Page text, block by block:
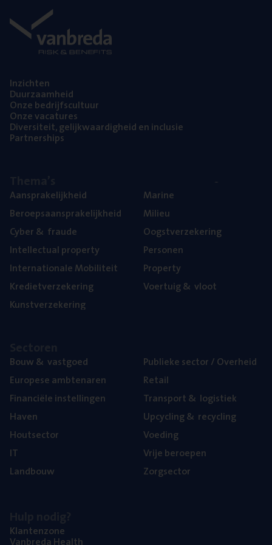
Inzich­ten
Duur­zaam­heid
Onze bedrijfs­cul­tuur
Onze vaca­tu­res
Diver­si­teit, gelijk­waar­dig­heid en inclusie
Part­ner­ships
Aan­spra­ke­lijk­heid
Beroeps­aan­spra­ke­lijk­heid
Cyber& fraude
Intel­lec­tu­al property
Inter­na­ti­o­na­le Mobiliteit
Kre­diet­ver­ze­ke­ring
Kunst­ver­ze­ke­ring
Mari­ne
Mili­eu
Oogst­ver­ze­ke­ring
Per­so­nen
Pro­per­ty
Voer­tuig& vloot
Bouw& vastgoed
Euro­pe­se ambtenaren
Finan­ci­ë­le instellingen
Haven
Hout­sec­tor
IT
Land­bouw
Publie­ke sec­tor / Overheid
Retail
Trans­port& logistiek
Upcy­cling& recycling
Voe­ding
Vrije beroe­pen
Zorg­sec­tor
Klan­ten­zo­ne
Van­b­re­da Health